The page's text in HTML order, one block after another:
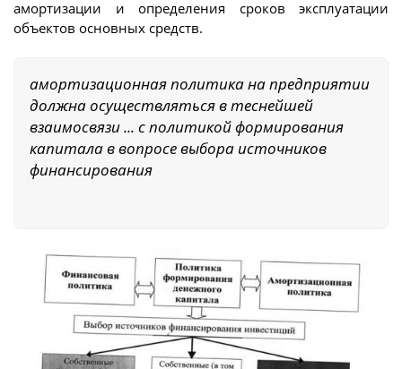
амортизации и определения сроков эксплуатации
объектов основных средств.
амортизационная политика на предприятии
должна осуществляться в теснейшей
взаимосвязи ... с политикой формирования
капитала в вопросе выбора источников
финансирования